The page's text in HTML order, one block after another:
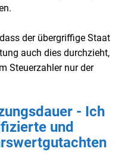
der übergriffige Staat
auch dies durchzieht,
Steuerzahler nur der
- Ich
und